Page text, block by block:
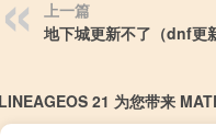
上一篇
地下城更新不了（dnf更
21 为您带来